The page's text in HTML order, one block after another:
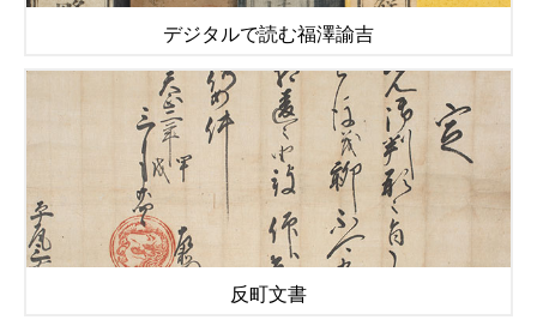
デジタルで読む福澤諭吉
反町文書